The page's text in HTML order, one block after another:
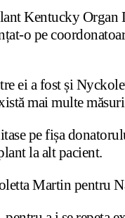
Kentucky
o pe
ei a fost și
mai multe
pe fișa
la alt pacient.
Martin pentru